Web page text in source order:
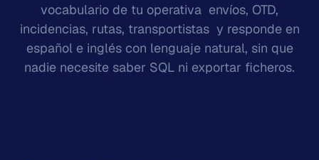
vocabulario de tu operativa envíos, OTD,
incidencias, rutas, transportistas y responde en
español e inglés con lenguaje natural, sin que
nadie necesite saber SQL ni exportar ficheros.